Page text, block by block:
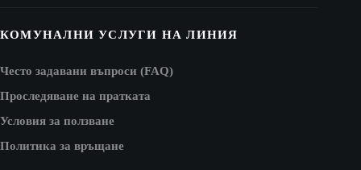
КОМУНАЛНИ УСЛУГИ НА ЛИНИЯ
Често задавани въпроси (FAQ)
Проследяване на пратката
Условия за ползване
Политика за връщане